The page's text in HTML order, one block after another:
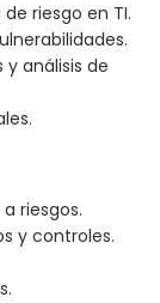
riesgo en TI.
análisis de
riesgos.
y controles.